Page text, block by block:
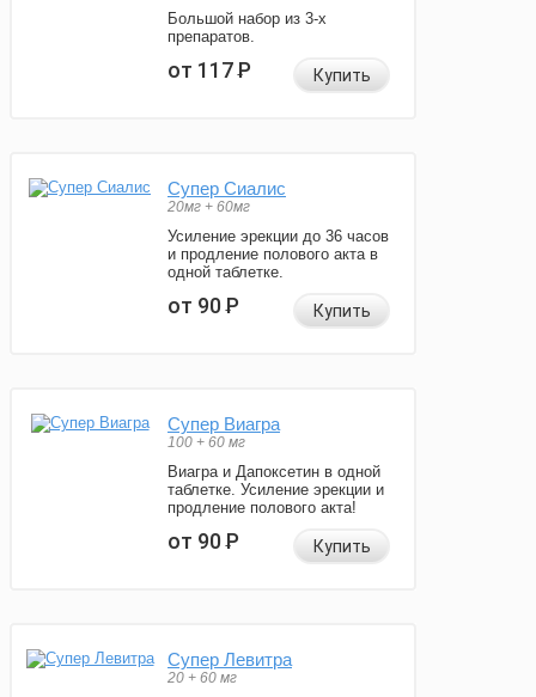
Большой набор из 3-х
препаратов.
от 117Р Купить
Супер Сиалис
20мг + 60мг
Усиление эрекции до 36 часов
и продление полового акта в
одной таблетке.
от 90Р Купить
Супер Виагра
100 + 60 мг
Виагра и Дапоксетин в одной
таблетке. Усиление эрекции и
продление полового акта!
от 90Р Купить
Супер Левитра
20 + 60 мг